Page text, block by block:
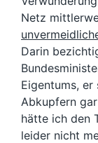
Netz
Darin
Eigentums,
Abkupfern
hätte ich den
leider nicht